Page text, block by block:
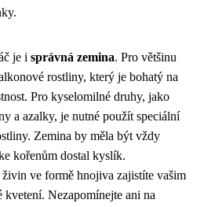
je i správná zemina. Pro většinu
rostliny, který je bohatý na
Pro kyselomilné druhy, jako
a azalky, je nutné použít speciální
Zemina by měla být vždy
kořenům dostal kyslík.
ve formě hnojiva zajistíte vašim
kvetení. Nezapomínejte ani na